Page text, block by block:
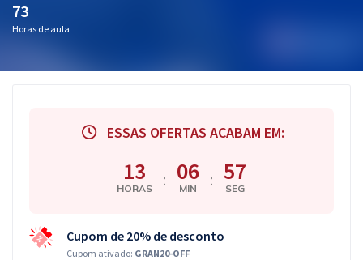
73
Horas de aula
ESSAS OFERTAS ACABAM EM:
13
HORAS : 06
MIN : 56
SEG
Cupom de 20% de desconto
Cupom ativado: GRAN20-OFF